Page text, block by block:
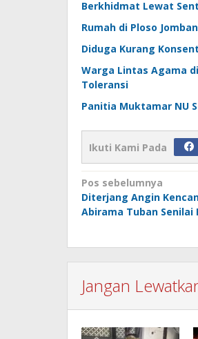
Berkhidmat Lewat
Rumah di Ploso
Diduga Kurang
Warga Lintas Agama
Toleransi
Panitia Muktamar NU
Ikuti Kami Pada
Navigasi
pos
Pos sebelumnya
Diterjang Angin
Abirama Tuban
Jangan